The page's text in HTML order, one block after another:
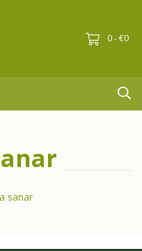
0 - €0
sanar